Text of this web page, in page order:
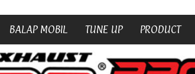
BALAP MOBIL TUNE UP PRODUCT